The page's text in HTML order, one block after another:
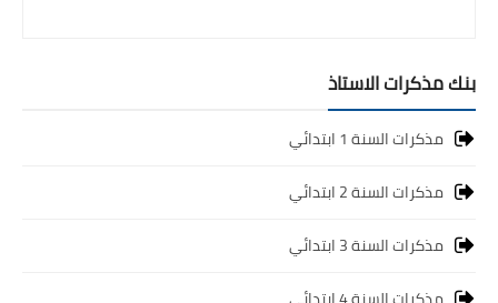
بنك مذكرات الاستاذ
مذكرات السنة 1 ابتدائي
مذكرات السنة 2 ابتدائي
مذكرات السنة 3 ابتدائي